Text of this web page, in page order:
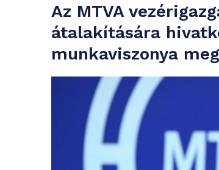
Az MTVA
átalakítására
munkaviszonya